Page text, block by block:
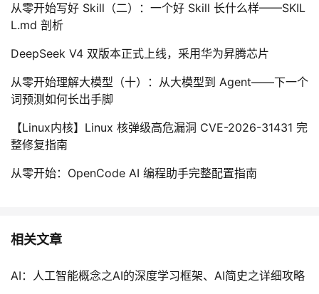
从零开始写好 Skill（二）：一个好 Skill 长什么样——SKIL
L.md 剖析
DeepSeek V4 双版本正式上线，采用华为昇腾芯片
从零开始理解大模型（十）：从大模型到 Agent——下一个
词预测如何长出手脚
【Linux内核】Linux 核弹级高危漏洞 CVE-2026-31431 完
整修复指南
从零开始：OpenCode AI 编程助手完整配置指南
相关文章
AI：人工智能概念之AI的深度学习框架、AI简史之详细攻略